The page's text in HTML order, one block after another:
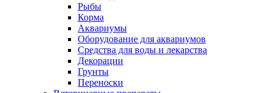
Рыбы
Корма
Аквариумы
Оборудование для аквариумов
Средства для воды и лекарства
Декорации
Грунты
Переноски